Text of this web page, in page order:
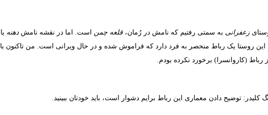
زعفرانی به سمتی رفتیم که نامش در رُمان، قلعه چمن است. اما در نقشه نامشدهنه یا
روستا یک رباط منحصر به فرد دارد که فراموش شده و در حال ویرانی است. من تاکنون با
رباط (کاروانسرا) برخورد نکرده بودم.
کلیدر: توضیح دادن معماری این رباط برایم دشوار است، باید خودتان ببینید.